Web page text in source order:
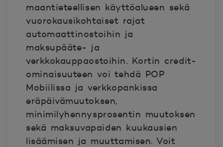
maantieteellisen käyttöalueen sekä
vuorokausikohtaiset rajat
automaattinostoihin ja
maksupääte- ja
verkkokauppaostoihin. Kortin credit-
ominaisuuteen voi tehdä POP
Mobiilissa ja verkkopankissa
eräpäivämuutoksen,
minimilyhennysprosentin muutoksen
sekä maksuvapaiden kuukausien
lisäämisen ja muuttamisen. Voit